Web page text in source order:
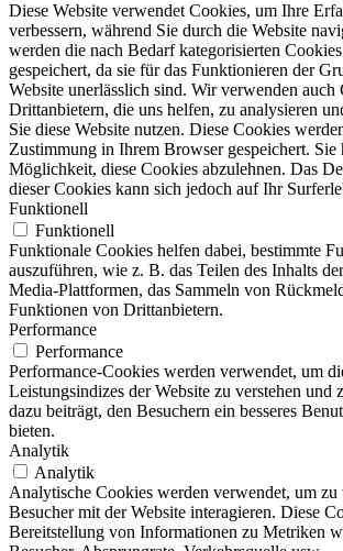
Diese Website verwendet Cookies, um Ihre
verbessern, während Sie durch die Website
werden die nach Bedarf kategorisierten
gespeichert, da sie für das Funktionieren der
Website unerlässlich sind. Wir verwenden auch
Drittanbietern, die uns helfen, zu analysieren
Sie diese Website nutzen. Diese Cookies
Zustimmung in Ihrem Browser gespeichert. Sie
Möglichkeit, diese Cookies abzulehnen. Das
dieser Cookies kann sich jedoch auf Ihr
Funktionell
Funktionell
Funktionale Cookies helfen dabei, bestimmte
auszuführen, wie z. B. das Teilen des Inhalts
Media-Plattformen, das Sammeln von
Funktionen von Drittanbietern.
Performance
Performance
Performance-Cookies werden verwendet, um
Leistungsindizes der Website zu verstehen und
dazu beiträgt, den Besuchern ein besseres
bieten.
Analytik
Analytik
Analytische Cookies werden verwendet, um zu
Besucher mit der Website interagieren. Diese
Bereitstellung von Informationen zu Metriken